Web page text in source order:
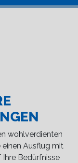
wohlverdienten
einen Ausflug mit
Bedürfnisse